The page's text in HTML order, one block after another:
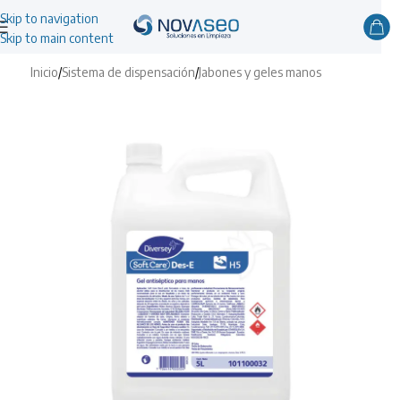
Skip to navigation
Skip to main content
Inicio/Sistema de dispensación/Jabones y geles manos